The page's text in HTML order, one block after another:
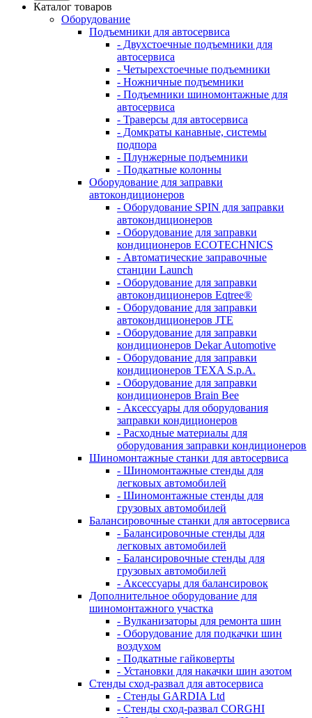
Каталог товаров
Оборудование
Подъемники для автосервиса
- Двухстоечные подъемники для
автосервиса
- Четырехстоечные подъемники
- Ножничные подъемники
- Подъемники шиномонтажные для
автосервиса
- Траверсы для автосервиса
- Домкраты канавные, системы
подпора
- Плунжерные подъемники
- Подкатные колонны
Оборудование для заправки
автокондиционеров
- Оборудование SPIN для заправки
автокондиционеров
- Оборудование для заправки
кондиционеров ECOTECHNICS
- Автоматические заправочные
станции Launch
- Оборудование для заправки
автокондиционеров Eqtree®
- Оборудование для заправки
автокондиционеров JTE
- Оборудование для заправки
кондиционеров Dekar Automotive
- Оборудование для заправки
кондиционеров TEXA S.p.A.
- Оборудование для заправки
кондиционеров Brain Bee
- Аксессуары для оборудования
заправки кондиционеров
- Расходные материалы для
оборудования заправки кондиционеров
Шиномонтажные станки для автосервиса
- Шиномонтажные стенды для
легковых автомобилей
- Шиномонтажные стенды для
грузовых автомобилей
Балансировочные станки для автосервиса
- Балансировочные стенды для
легковых автомобилей
- Балансировочные стенды для
грузовых автомобилей
- Аксессуары для балансировок
Дополнительное оборудование для
шиномонтажного участка
- Вулканизаторы для ремонта шин
- Оборудование для подкачки шин
воздухом
- Подкатные гайковерты
- Установки для накачки шин азотом
Стенды сход-развал для автосервиса
- Стенды GARDIA Ltd
- Стенды сход-развал CORGHI